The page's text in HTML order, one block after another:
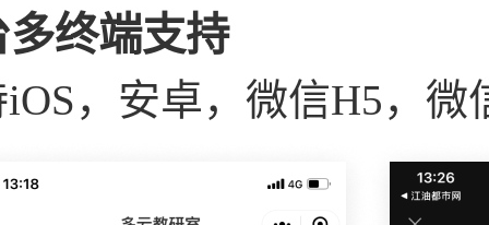
多终端支持
，安卓，微信H5，微